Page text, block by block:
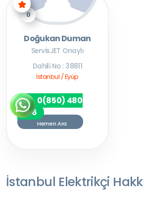
0
Doğukan Duman
ServisJET Onaylı
Dahili No : 38811
İstanbul / Eyüp
0(850) 480
7256
Hemen Ara
İstanbul Elektrikçi